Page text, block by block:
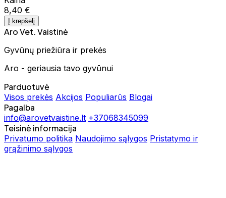
8,40 €
Į krepšelį
Aro Vet. Vaistinė
Gyvūnų priežiūra ir prekės
Aro - geriausia tavo gyvūnui
Parduotuvė
Visos prekės Akcijos Populiarūs Blogai
Pagalba
info@arovetvaistine.lt +37068345099
Teisinė informacija
Privatumo politika Naudojimo sąlygos Pristatymo ir
grąžinimo sąlygos